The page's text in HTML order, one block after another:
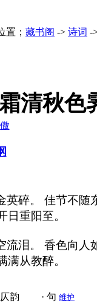
置； 藏书阁 -> 诗词 -
清秋色
英碎。 佳节不随
日重阳至。
流泪。 香色向人
满从教醉。
韵 · 句 维护